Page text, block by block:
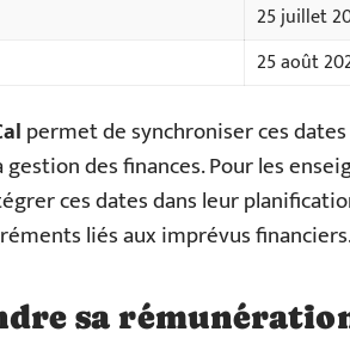
25 juillet
25 août
permet de synchroniser ces
des finances. Pour les
ces dates dans leur
liés aux imprévus
sa